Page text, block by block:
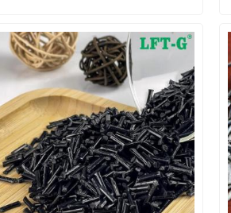
ومقاومة للصدمات. إنه مثالي للتطبيقات
الصعبة في صناعات مثل السيارات
والإلكترونيات والفضاء، حيث يعد الأداء
الميكانيكي العالي والوزن المنخفض أمرًا
ضروريًا. توفر هذه المادة ثباتًا فائقًا للأبعاد،
ومقاومة للحرارة، ومقاومة محسنة للتعب
والتآكل.